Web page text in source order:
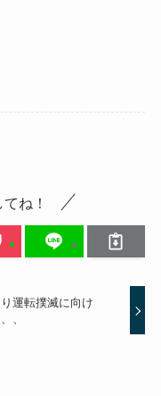
ね！
運転撲滅に向け
、